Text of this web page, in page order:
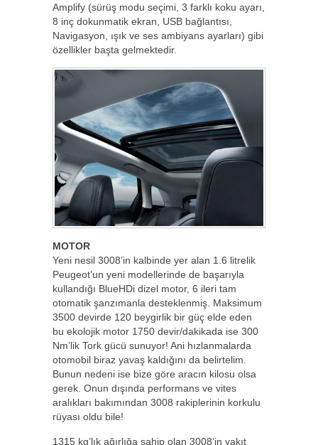
Amplify (sürüş modu seçimi, 3 farklı koku ayarı,
8 inç dokunmatik ekran, USB bağlantısı,
Navigasyon, ışık ve ses ambiyans ayarları) gibi
özellikler başta gelmektedir.
MOTOR
Yeni nesil 3008’in kalbinde yer alan 1.6 litrelik
Peugeot’un yeni modellerinde de başarıyla
kullandığı BlueHDi dizel motor, 6 ileri tam
otomatik şanzımanla desteklenmiş. Maksimum
3500 devirde 120 beygirlik bir güç elde eden
bu ekolojik motor 1750 devir/dakikada ise 300
Nm’lik Tork gücü sunuyor! Ani hızlanmalarda
otomobil biraz yavaş kaldığını da belirtelim.
Bunun nedeni ise bize göre aracın kilosu olsa
gerek. Onun dışında performans ve vites
aralıkları bakımından 3008 rakiplerinin korkulu
rüyası oldu bile!
1315 kg’lık ağırlığa sahip olan 3008’in yakıt